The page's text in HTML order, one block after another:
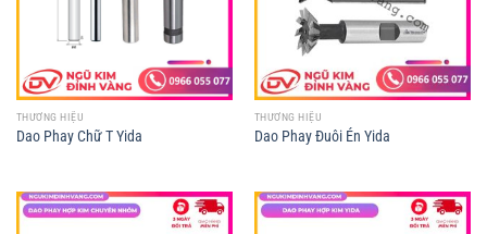
THƯƠNG HIỆU
Dao Phay Chữ T Yida
THƯƠNG HIỆU
Dao Phay Đuôi Én Yida